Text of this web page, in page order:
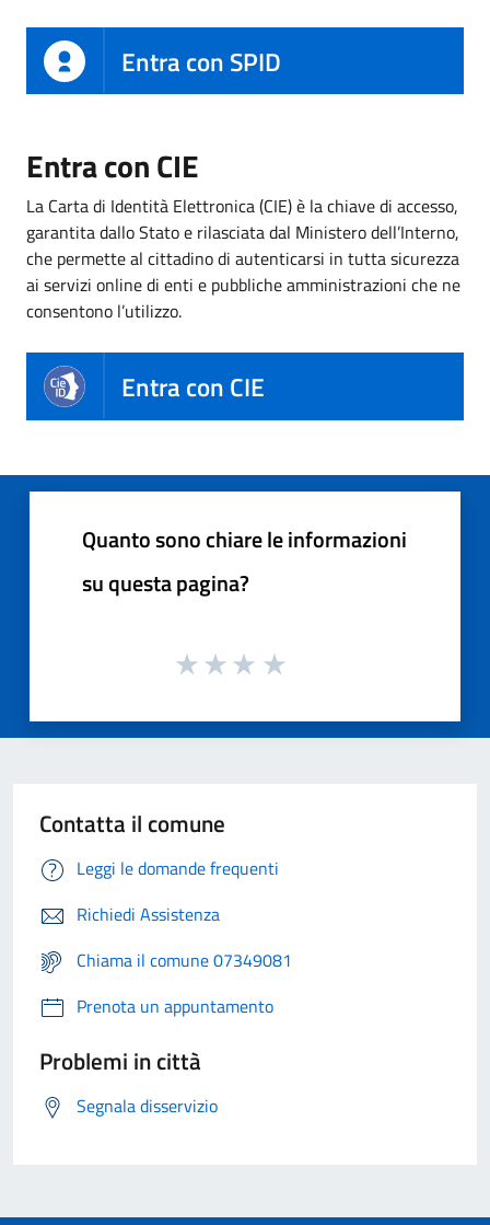
Entra con SPID
Entra con CIE
La Carta di Identità Elettronica (CIE) è la chiave di accesso,
garantita dallo Stato e rilasciata dal Ministero dell’Interno,
che permette al cittadino di autenticarsi in tutta sicurezza
ai servizi online di enti e pubbliche amministrazioni che ne
consentono l’utilizzo.
Entra con CIE
Quanto sono chiare le informazioni
su questa pagina?
Contatta il comune
Leggi le domande frequenti
Richiedi Assistenza
Chiama il comune 07349081
Prenota un appuntamento
Problemi in città
Segnala disservizio